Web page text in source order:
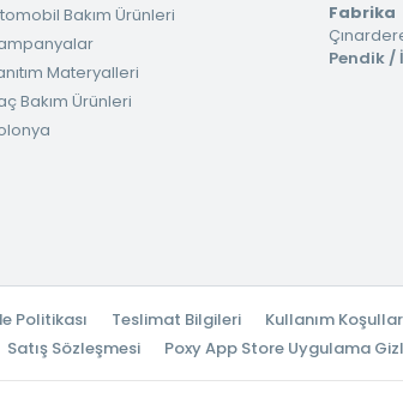
Bakım Ürünleri
Materyalleri
Bakım Ürünleri
Fabrika
Pendik /
Politikası Teslimat Bilgileri Kullanım
Satış Sözleşmesi Poxy App Store Uygulama